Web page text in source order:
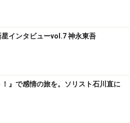
だったんですよ。私も格式ばっ
う親近感のあるグレースを演じ
ん大富豪の秘書ですし、30年
として優秀な一面もあるとは思
ス邸の召使の人たちも親しみを
識しまして、召使役の方々が
くださったのは嬉しかったで
しては「しっかり」、アニーに
か起こっても怒るのではなく一
インタビューvol.7 神永東吾
！』で感情の旅を。ソリスト石川直に